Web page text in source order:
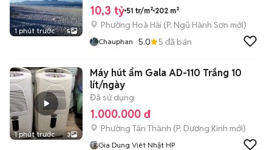
1 phút trước 5
10,3 tỷ 51 tr/m² 202 m²
Phường Hoà Hải (P. Ngũ Hành Sơn mới)
Chauphan 5.0 5 đã bán
1 phút trước 3
Máy hút ẩm Gala AD-110 Trắng 10
lít/ngày
Đã sử dụng
1.000.000 đ
Phường Tân Thành (P. Dương Kinh mới)
Gia Dung Viêt Nhật HP